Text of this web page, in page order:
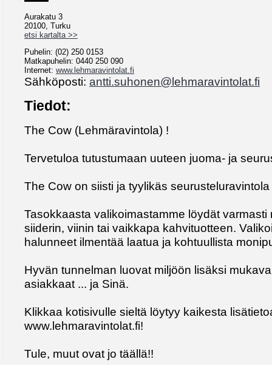
Aurakatu 3
20100, Turku
etsi kartalta >>
Puhelin: (02) 250 0153
Matkapuhelin: 0440 250 090
Internet: www.lehmaravintolat.fi
Sähköposti: antti.suhonen@lehmaravintolat.fi
Tiedot:
The Cow (Lehmäravintola) !
Tervetuloa tutustumaan uuteen juoma- ja
The Cow on siisti ja tyylikäs
Tasokkaasta valikoimastamme löydät varmasti
siiderin, viinin tai vaikkapa kahvituotteen.
halunneet ilmentää laatua ja kohtuullista
Hyvän tunnelman luovat miljöön lisäksi
asiakkaat ... ja Sinä.
Klikkaa kotisivulle sieltä löytyy kaikesta
www.lehmaravintolat.fi!
Tule, muut ovat jo täällä!!